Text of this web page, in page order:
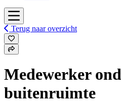
Terug naar overzicht
Medewerker
buitenruimte